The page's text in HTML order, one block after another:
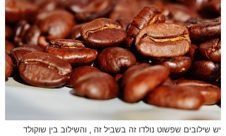
יש שילובים שפשוט נולדו זה בשביל זה , והשילוב בין שוקולד